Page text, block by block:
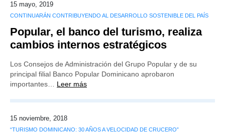
15 mayo, 2019
CONTINUARÁN CONTRIBUYENDO AL DESARROLLO SOSTENIBLE DEL PAÍS
Popular, el banco del turismo, realiza
cambios internos estratégicos
Los Consejos de Administración del Grupo Popular y de su
principal filial Banco Popular Dominicano aprobaron
importantes… Leer más
15 noviembre, 2018
“TURISMO DOMINICANO: 30 AÑOS A VELOCIDAD DE CRUCERO”